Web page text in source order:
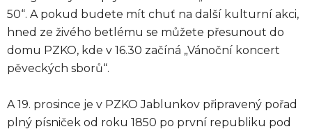
50“. A pokud budete mít chuť na další kulturní akci,
hned ze živého betlému se můžete přesunout do
domu PZKO, kde v 16.30 začíná „Vánoční koncert
pěveckých sborů“.
A 19. prosince je v PZKO Jablunkov připravený pořad
plný písniček od roku 1850 po první republiku pod